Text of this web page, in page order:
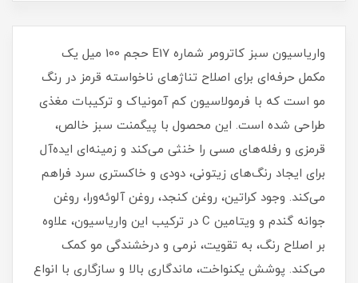
واریاسیون سبز کاترومر شماره E17 حجم 100 میل یک
مکمل حرفه‌ای برای اصلاح تناژهای ناخواسته قرمز در رنگ
مو است که با فرمولاسیون کم‌ آمونیاک و ترکیبات مغذی
طراحی شده است. این محصول با پیگمنت سبز خالص،
قرمزی و رفله‌های مسی را خنثی می‌کند و زمینه‌ای ایده‌آل
برای ایجاد رنگ‌های زیتونی، دودی و خاکستری سرد فراهم
می‌کند. وجود کراتین، روغن کنجد، روغن آلوئه‌ورا، روغن
جوانه گندم و ویتامین C در ترکیب این واریاسیون، علاوه
بر اصلاح رنگ، به تقویت، نرمی و درخشندگی مو کمک
می‌کند. پوشش یکنواخت، ماندگاری بالا و سازگاری با انواع